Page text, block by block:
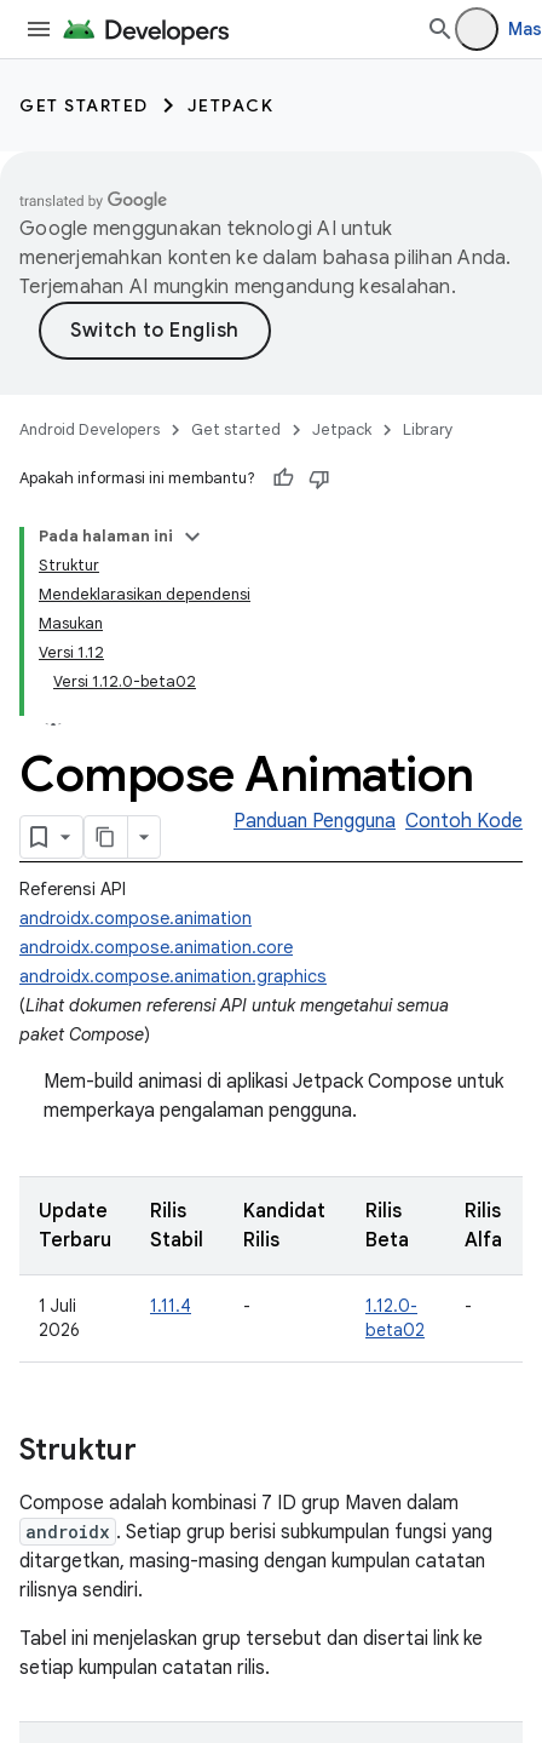
GET STARTED JETPACK
Google menggunakan teknologi AI untuk
menerjemahkan konten ke dalam bahasa pilihan Anda.
Terjemahan AI mungkin mengandung kesalahan.
Android Developers Get started Jetpack Library
Apakah informasi ini membantu?
Pada halaman ini
Struktur
Mendeklarasikan dependensi
Masukan
Versi 1.12
Versi 1.12.0-beta02
Compose Animation
Panduan Pengguna Contoh Kode
Referensi API
androidx.compose.animation
androidx.compose.animation.core
androidx.compose.animation.graphics
(Lihat dokumen referensi API untuk mengetahui semua
paket Compose)
Mem-build animasi di aplikasi Jetpack Compose untuk
memperkaya pengalaman pengguna.
Update
Terbaru
Rilis
Stabil
Kandidat
Rilis
Rilis
Beta
Rilis
Alfa
1 Juli
2026
1.11.4 -
1.12.0-
beta02
-
Struktur
Compose adalah kombinasi 7 ID grup Maven dalam
androidx . Setiap grup berisi subkumpulan fungsi yang
ditargetkan, masing-masing dengan kumpulan catatan
rilisnya sendiri.
Tabel ini menjelaskan grup tersebut dan disertai link ke
setiap kumpulan catatan rilis.